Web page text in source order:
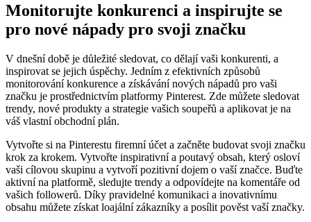
Monitorujte konkurenci a inspirujte se
pro nové nápady pro svoji značku
V dnešní době je důležité sledovat, co dělají vaši konkurenti, a
inspirovat se jejich úspěchy. Jedním z efektivních způsobů
monitorování konkurence a získávání nových nápadů pro vaši
značku je prostřednictvím platformy Pinterest. Zde můžete sledovat
trendy, nové produkty a strategie vašich soupeřů a aplikovat je na
váš vlastní obchodní plán.
Vytvořte si na Pinterestu firemní účet a začněte budovat svoji značku
krok za krokem. Vytvořte inspirativní a poutavý obsah, který osloví
vaši cílovou skupinu a vytvoří pozitivní dojem o vaší značce. Buďte
aktivní na platformě, sledujte trendy a odpovídejte na komentáře od
vašich followerů. Díky pravidelné komunikaci a inovativnímu
obsahu můžete získat loajální zákazníky a posílit pověst vaší značky.